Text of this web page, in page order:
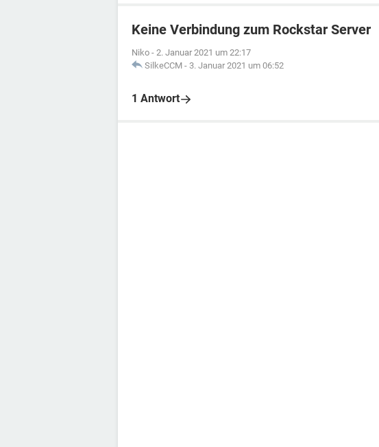
Keine Verbindung zum Rockstar Server
Niko - 2. Januar 2021 um 22:17
SilkeCCM - 3. Januar 2021 um 06:52
1 Antwort